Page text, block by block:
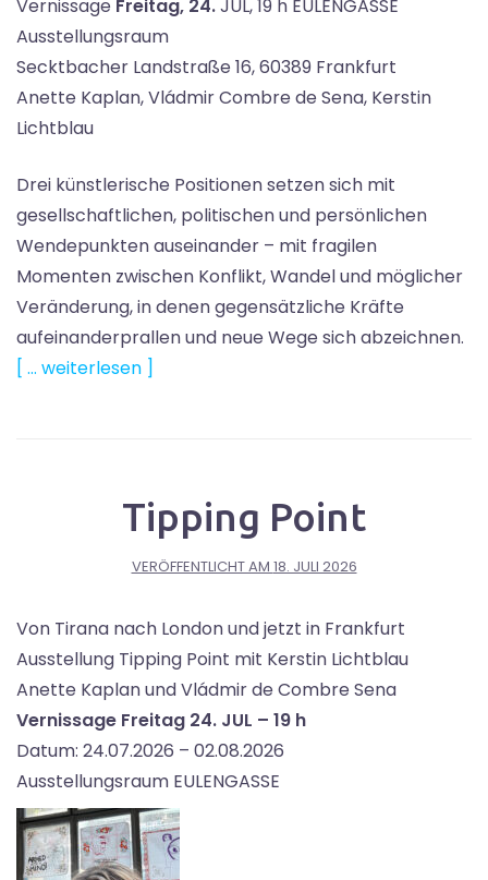
Vernissage Freitag, 24.JUL, 19 h EULENGASSE
Ausstellungsraum
Secktbacher Landstraße 16, 60389 Frankfurt
Anette Kaplan, Vládmir Combre de Sena, Kerstin
Lichtblau
Drei künstlerische Positionen setzen sich mit
gesellschaftlichen, politischen und persönlichen
Wendepunkten auseinander – mit fragilen
Momenten zwischen Konflikt, Wandel und möglicher
Veränderung, in denen gegensätzliche Kräfte
aufeinanderprallen und neue Wege sich abzeichnen.
[ … weiterlesen ]
Tipping Point
VERÖFFENTLICHT AM 18. JULI 2026
Von Tirana nach London und jetzt in Frankfurt
Ausstellung Tipping Point mit Kerstin Lichtblau
Anette Kaplan und Vládmir de Combre Sena
Vernissage Freitag 24. JUL – 19 h
Datum: 24.07.2026 – 02.08.2026
Ausstellungsraum EULENGASSE